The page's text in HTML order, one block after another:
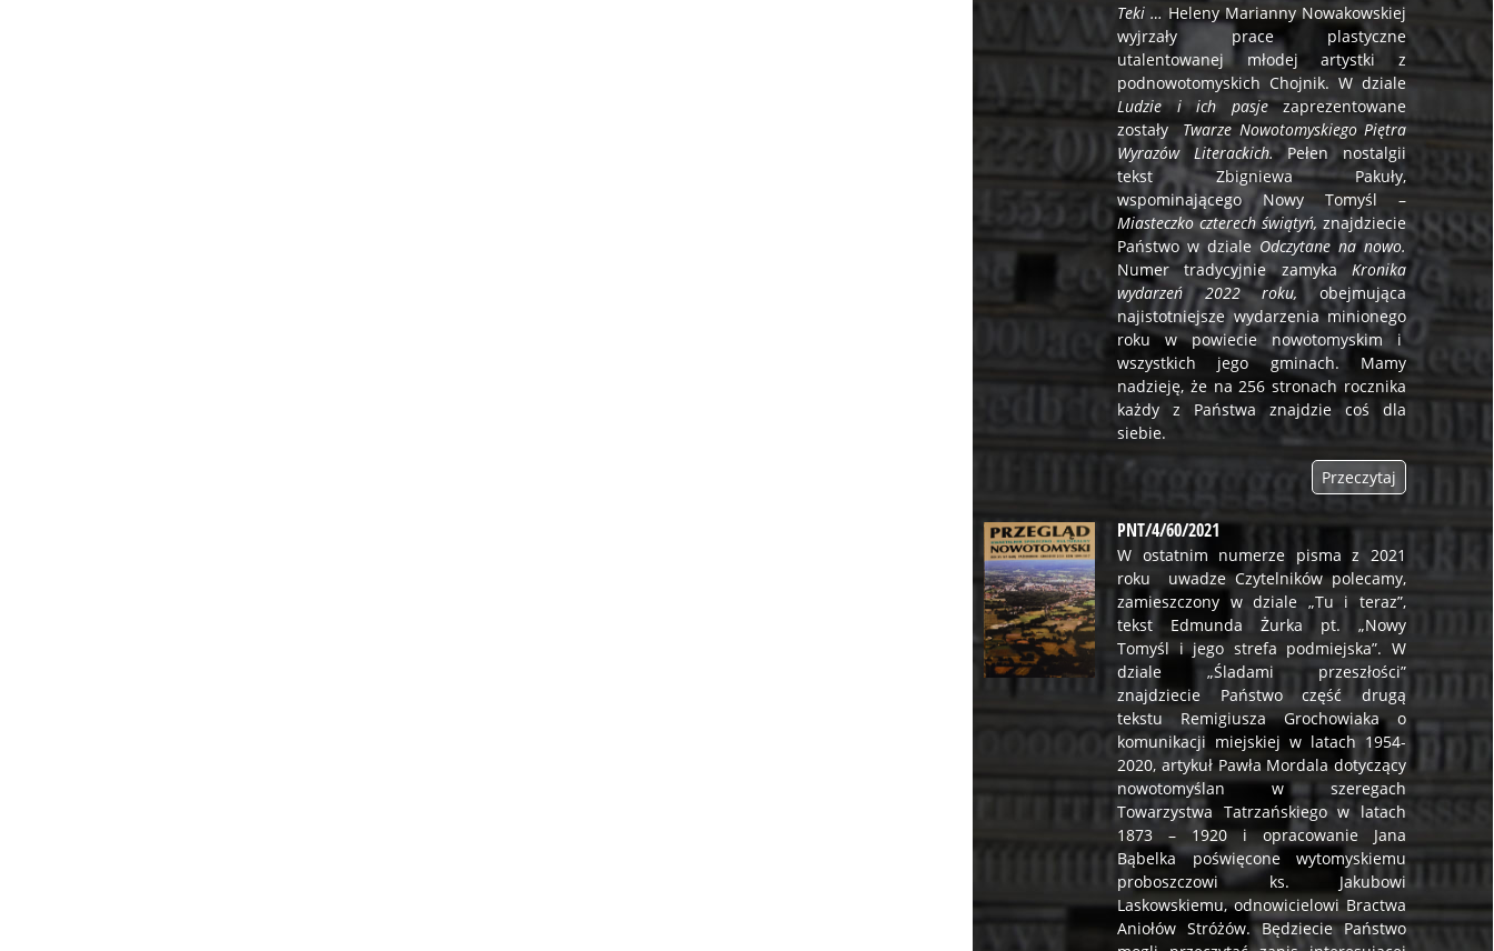
Teki … Heleny Marianny Nowakowskiej
wyjrzały prace plastyczne
utalentowanej młodej artystki z
podnowotomyskich Chojnik. W dziale
Ludzie i ich pasjezaprezentowane
zostałyTwarze Nowotomyskiego Piętra
Wyrazów Literackich.Pełen nostalgii
tekst Zbigniewa Pakuły,
wspominającego Nowy Tomyśl –
Miasteczko czterech świątyń, znajdziecie
Państwo w dzialeOdczytane na nowo.
Numer tradycyjnie zamyka Kronika
wydarzeń 2022 roku,obejmująca
najistotniejsze wydarzenia minionego
roku w powiecie nowotomyskim i
wszystkich jego gminach. Mamy
nadzieję, że na 256 stronach rocznika
każdy z Państwa znajdzie coś dla
siebie.
Przeczytaj
PNT/4/60/2021
W ostatnim numerze pisma z 2021
roku uwadze Czytelników polecamy,
zamieszczony w dziale „Tu i teraz”,
tekst Edmunda Żurka pt. „Nowy
Tomyśl i jego strefa podmiejska”. W
dziale „Śladami przeszłości”
znajdziecie Państwo część drugą
tekstu Remigiusza Grochowiaka o
komunikacji miejskiej w latach 1954-
2020, artykuł Pawła Mordala dotyczący
nowotomyślan w szeregach
Towarzystwa Tatrzańskiego w latach
1873 – 1920 i opracowanie Jana
Bąbelka poświęcone wytomyskiemu
proboszczowi ks. Jakubowi
Laskowskiemu, odnowicielowi Bractwa
Aniołów Stróżów. Będziecie Państwo